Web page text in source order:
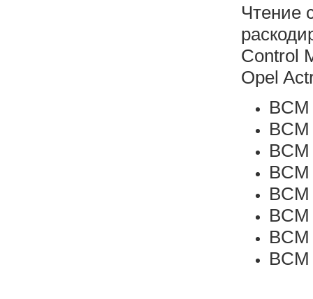
Чтение
Control
Opel